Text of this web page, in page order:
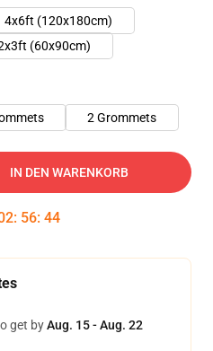
4x6ft (120x180cm)
(60x90cm)
2 Grommets
IN DEN WARENKORB
: 56: 44
get byAug. 15 - Aug. 22